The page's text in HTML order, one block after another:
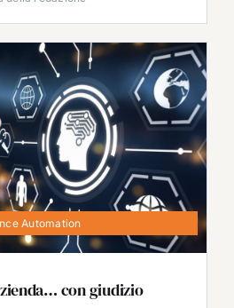
Automation
con giudizio